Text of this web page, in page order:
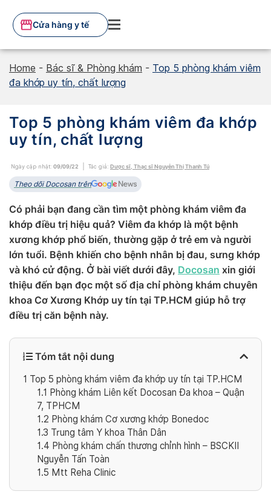
content
Cửa hàng y tế
Home - Bác sĩ & Phòng khám - Top 5 phòng khám viêm
đa khớp uy tín, chất lượng
Top 5 phòng khám viêm đa khớp
uy tín, chất lượng
Ngày cập nhật: 09/09/22 Tác giả: Dược sĩ, Thạc sĩ Nguyễn Thị Thanh Tú
Theo dõi Docosan trên
Có phải bạn đang cần tìm một phòng khám viêm đa
khớp điều trị hiệu quả? Viêm đa khớp là một bệnh
xương khớp phổ biến, thường gặp ở trẻ em và người
lớn tuổi. Bệnh khiến cho bệnh nhân bị đau, sưng khớp
và khó cử động. Ở bài viết dưới đây, Docosan xin giới
thiệu đến bạn đọc một số địa chỉ phòng khám chuyên
khoa Cơ Xương Khớp uy tín tại TP.HCM giúp hỗ trợ
điều trị căn bệnh này.
Tóm tắt nội dung
1 Top 5 phòng khám viêm đa khớp uy tín tại TP.HCM
1.1 Phòng khám Liên kết Docosan Đa khoa – Quận
7, TPHCM
1.2 Phòng khám Cơ xương khớp Bonedoc
1.3 Trung tâm Y khoa Thân Dân
1.4 Phòng khám chấn thương chỉnh hình – BSCKII
Nguyễn Tấn Toàn
1.5 Mtt Reha Clinic